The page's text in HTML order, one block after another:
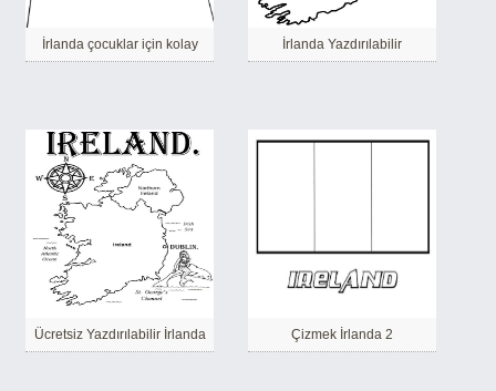
İrlanda çocuklar için kolay İrlanda Yazdırılabilir
Ücretsiz Yazdırılabilir İrlanda Çizmek İrlanda 2